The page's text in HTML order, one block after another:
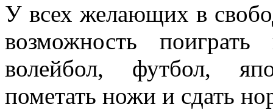
У всех желающих в
возможность
волейбол, футбол,
пометать ножи и сдать